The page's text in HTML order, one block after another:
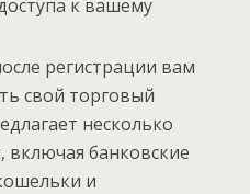
к вашему
регистрации вам
свой торговый
несколько
включая банковские
и